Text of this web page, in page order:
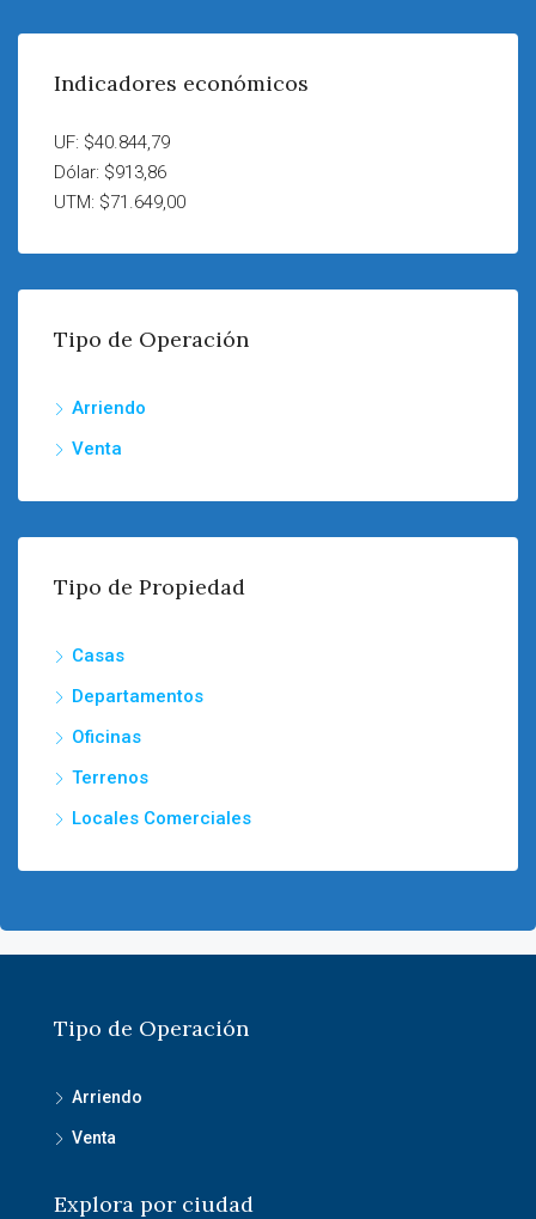
Indicadores económicos
UF: $40.844,79
Dólar: $913,86
UTM: $71.649,00
Tipo de Operación
Arriendo
Venta
Tipo de Propiedad
Casas
Departamentos
Oficinas
Terrenos
Locales Comerciales
Tipo de Operación
Arriendo
Venta
Explora por ciudad